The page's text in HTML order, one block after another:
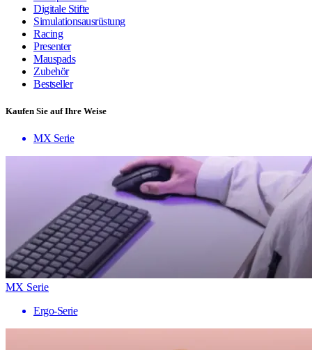
Digitale Stifte
Simulationsausrüstung
Racing
Presenter
Mauspads
Zubehör
Bestseller
Kaufen Sie auf Ihre Weise
MX Serie
MX Serie
Ergo-Serie